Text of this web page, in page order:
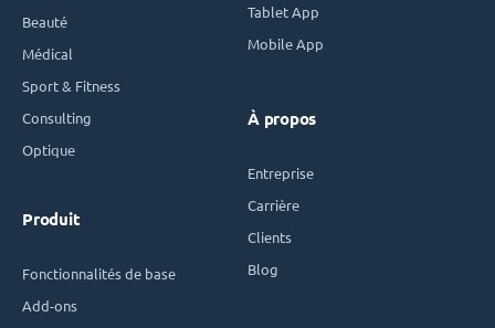
Beauté
Médical
Sport & Fitness
Consulting
Optique
Produit
Fonctionnalités de base
Add-ons
Tablet App
Mobile App
À propos
Entreprise
Carrière
Clients
Blog